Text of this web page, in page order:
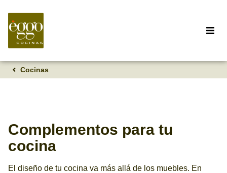
Cocinas
Complementos para tu
cocina
El diseño de tu cocina va más allá de los muebles. En